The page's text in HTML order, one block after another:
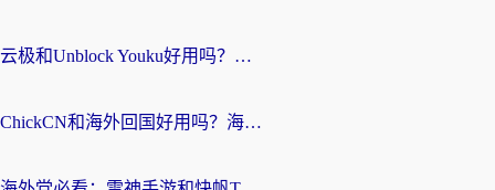
云极和Unblock Youku好用吗？海外党亲测+2026回国加速器避坑指南
ChickCN和海外回国好用吗？海外党2026亲测：从手游到影音，选对加速器的3个关键